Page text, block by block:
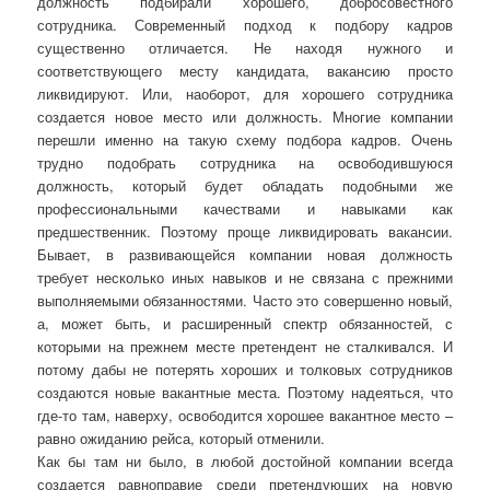
сотрудника. Современный подход к подбору кадров
существенно отличается. Не находя нужного и
соответствующего месту кандидата, вакансию просто
ликвидируют. Или, наоборот, для хорошего сотрудника
создается новое место или должность. Многие компании
перешли именно на такую схему подбора кадров. Очень
трудно подобрать сотрудника на освободившуюся
должность, который будет обладать подобными же
профессиональными качествами и навыками как
предшественник. Поэтому проще ликвидировать вакансии.
Бывает, в развивающейся компании новая должность
требует несколько иных навыков и не связана с прежними
выполняемыми обязанностями. Часто это совершенно новый,
а, может быть, и расширенный спектр обязанностей, с
которыми на прежнем месте претендент не сталкивался. И
потому дабы не потерять хороших и толковых сотрудников
создаются новые вакантные места. Поэтому надеяться, что
где-то там, наверху, освободится хорошее вакантное место –
равно ожиданию рейса, который отменили.
Как бы там ни было, в любой достойной компании всегда
создается равноправие среди претендующих на новую